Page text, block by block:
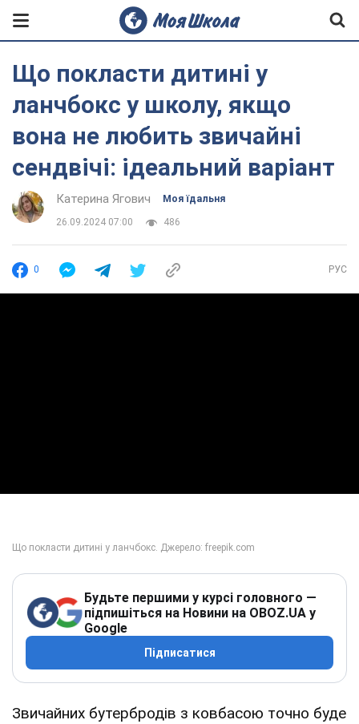
Що покласти дитині у
ланчбокс у школу, якщо
вона не любить звичайні
сендвічі: ідеальний варіант
Катерина Ягович Моя їдальня
26.09.2024 07:00 486
0 РУС
Будьте першими у курсі головного —
підпишіться на Новини на OBOZ.UA у
Google
Підписатися
Звичайних бутербродів з ковбасою точно буде